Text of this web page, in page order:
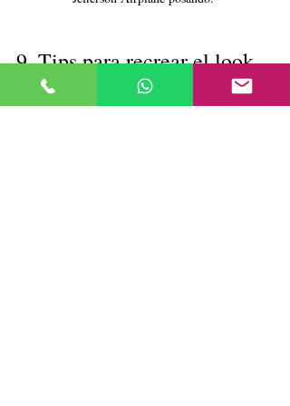
9. Tips para recrear el look
setentero hoy